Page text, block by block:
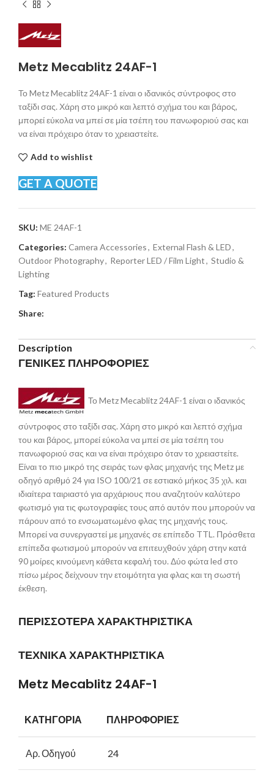
Metz Mecablitz 24AF-1
Το Metz Mecablitz 24AF-1 είναι ο ιδανικός σύντροφος στο
ταξίδι σας. Χάρη στο μικρό και λεπτό σχήμα του και βάρος,
μπορεί εύκολα να μπεί σε μία τσέπη του πανωφοριού σας και
να είναι πρόχειρο όταν το χρειαστείτε.
Add to wishlist
GET A QUOTE
SKU: ME 24AF-1
Categories: Camera Accessories, External Flash & LED,
Outdoor Photography, Reporter LED / Film Light, Studio &
Lighting
Tag: Featured Products
Share:
Description
ΓΕΝΙΚΕΣ ΠΛΗΡΟΦΟΡΙΕΣ
Το Metz Mecablitz 24AF-1 είναι ο ιδανικός
σύντροφος στο ταξίδι σας. Χάρη στο μικρό και λεπτό σχήμα
του και βάρος, μπορεί εύκολα να μπεί σε μία τσέπη του
πανωφοριού σας και να είναι πρόχειρο όταν το χρειαστείτε.
Είναι το πιο μικρό της σειράς των φλας μηχανής της Metz με
οδηγό αριθμό 24 για ISO 100/21 σε εστιακό μήκος 35 χιλ. και
ιδιαίτερα ταιριαστό για αρχάριους που αναζητούν καλύτερο
φωτισμό για τις φωτογραφίες τους από αυτόν που μπορούν να
πάρουν από το ενσωματωμένο φλας της μηχανής τους.
Μπορεί να συνεργαστεί με μηχανές σε επίπεδο TTL. Πρόσθετα
επίπεδα φωτισμού μπορούν να επιτευχθούν χάρη στην κατά
90 μοίρες κινούμενη κάθετα κεφαλή του. Δύο φώτα led στο
πίσω μέρος δείχνουν την ετοιμότητα για φλας και τη σωστή
έκθεση.
ΠΕΡΙΣΣΟΤΕΡΑ ΧΑΡΑΚΤΗΡΙΣΤΙΚΑ
ΤΕΧΝΙΚΑ ΧΑΡΑΚΤΗΡΙΣΤΙΚΑ
Metz Mecablitz 24AF-1
ΚΑΤΗΓΟΡΙΑ ΠΛΗΡΟΦΟΡΙΕΣ
Αρ. Οδηγού 24